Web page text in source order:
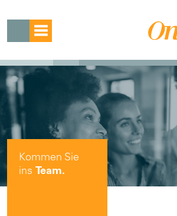
Kommen Sie
ins Team.